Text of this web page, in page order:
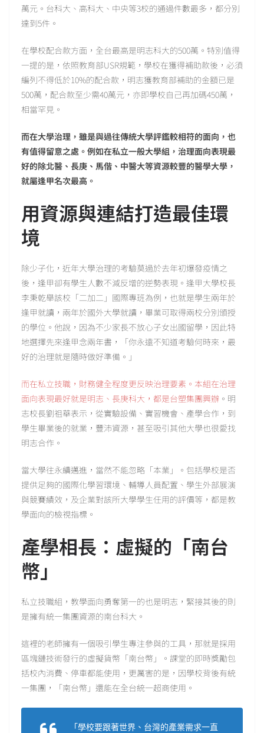
萬元。台科大、高科大、中央等3校的通過件數最多，都分別
達到5件。
在學校配合款方面，全台最高是明志科大的500萬。特別值得
一提的是，依照教育部USR規範，學校在獲得補助款後，必須
編列不得低於10%的配合款，明志獲教育部補助的金額已是
500萬，配合款至少需40萬元，亦即學校自己再加碼450萬，
相當罕見。
而在大學治理，雖是與過往傳統大學評鑑較相符的面向，也
有值得留意之處。例如在私立一般大學組，治理面向表現最
好的除北醫、長庚、馬偕、中醫大等資源較豐的醫學大學，
就屬逢甲名次最高。
用資源與連結打造最佳環
境
除少子化，近年大學治理的考驗莫過於去年初爆發疫情之
後，逢甲卻有學生人數不減反增的逆勢表現。逢甲大學校長
李秉乾舉該校「二加二」國際專班為例，也就是學生兩年於
逢甲就讀，兩年於國外大學就讀，畢業可取得兩校分別頒授
的學位。他說，因為不少家長不放心子女出國留學，因此特
地選擇先來逢甲念兩年書，「你永遠不知道考驗何時來，最
好的治理就是隨時做好準備。」
而在私立技職，財務健全程度更反映治理要素。本組在治理
面向表現最好就是明志、長庚科大，都是台塑集團興辦 。明
志校長劉祖華表示，從實驗設備、實習機會、產學合作，到
學生畢業後的就業，豐沛資源，甚至吸引其他大學也很愛找
明志合作。
當大學往永續邁進，當然不能忽略「本業」。包括學校是否
提供足夠的國際化學習環境、輔導人員配置、學生外部展演
與競賽績效，及企業對該所大學學生任用的評價等，都是教
學面向的檢視指標。
產學相長：虛擬的「南台
幣」
私立技職組，教學面向勇奪第一的也是明志，緊接其後的則
是擁有統一集團資源的南台科大。
這裡的老師擁有一個吸引學生專注參與的工具，那就是採用
區塊鏈技術發行的虛擬貨幣「南台幣」。課堂的即時獎勵包
括校內消費、停車都能使用，更厲害的是，因學校背後有統
一集團，「南台幣」還能在全台統一超商使用。
「學校要跟著世界、台灣的產業需求一直